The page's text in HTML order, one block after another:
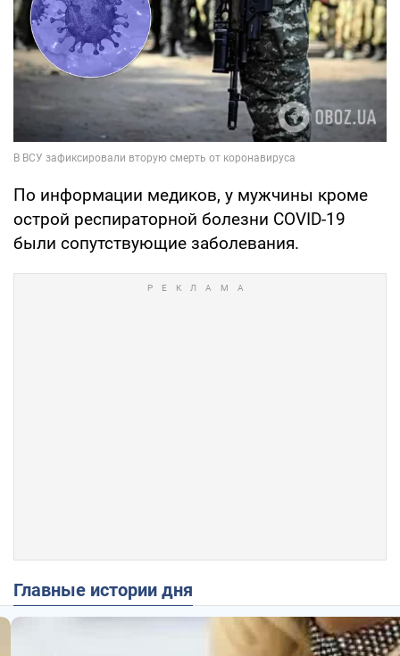
По информации медиков, у мужчины кроме
острой респираторной болезни COVID-19
были сопутствующие заболевания.
Главные истории дня